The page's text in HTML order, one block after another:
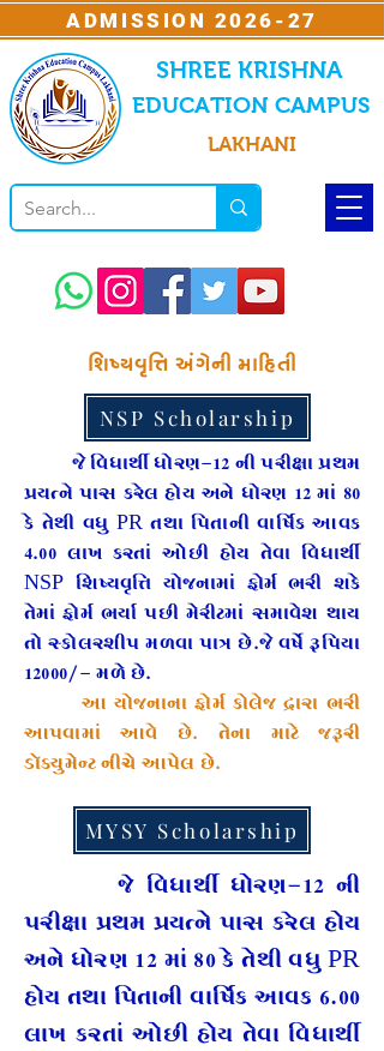
SHREE KRISHNA
EDUCATION CAMPUS
LAKHANI
ADMISSION 2026-27
શિષ્યવૃત્તિ અંગેની માહિતી
NSP Scholarship
જે વિધાર્થી ધોરણ-12 ની પરીક્ષા પ્રથમ
પ્રયત્ને પાસ કરેલ હોય અને ધોરણ 12 માં 80
કે તેથી વધુ PR તથા પિતાની વાર્ષિક આવક
4.00 લાખ કરતાં ઓછી હોય તેવા વિધાર્થી
NSP શિષ્યવૃત્તિ યોજનામાં ફોર્મ ભરી શકે
તેમાં ફોર્મ ભર્યા પછી મેરીટમાં સમાવેશ થાય
તો સ્કોલરશીપ મળવા પાત્ર છે.જે વર્ષે રૂપિયા
12000/- મળે છે.
આ યોજનાના ફોર્મ કોલેજ દ્રારા ભરી
આપવામાં આવે છે. તેના માટે જરૂરી
ડૉક્યુમેન્ટ નીચે આપેલ છે.
MYSY Scholarship
જે વિધાર્થી ધોરણ-12 ની
પરીક્ષા પ્રથમ પ્રયત્ને પાસ કરેલ હોય
અને ધોરણ 12 માં 80 કે તેથી વધુ PR
હોય તથા પિતાની વાર્ષિક આવક 6.00
લાખ કરતાં ઓછી હોય તેવા વિધાર્થી